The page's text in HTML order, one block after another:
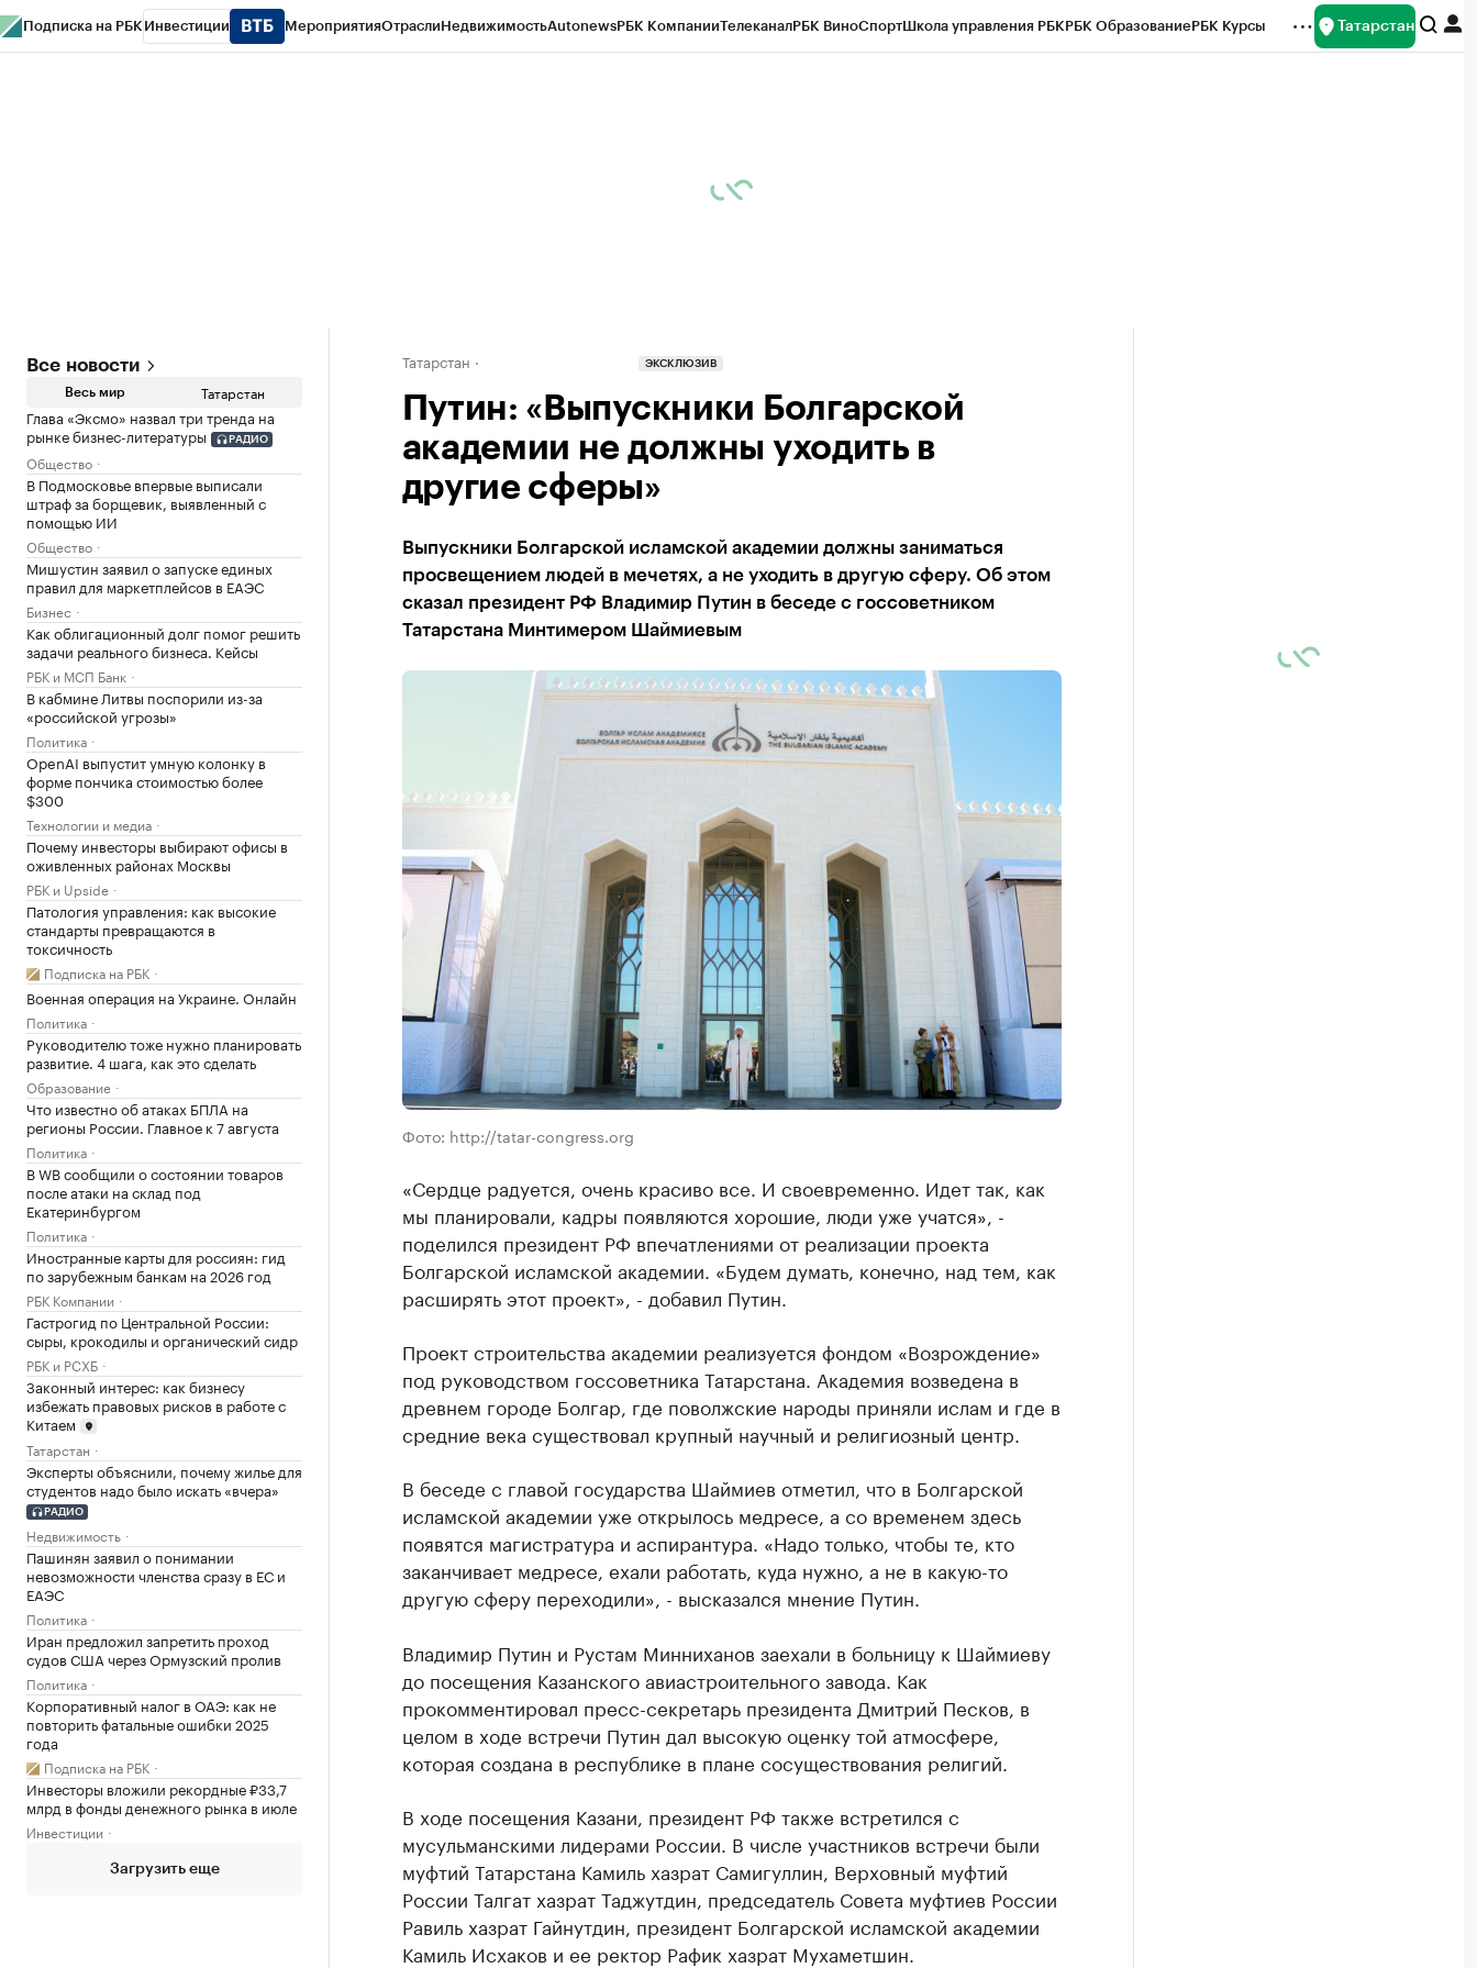
Подписка на РБК Инвестиции МероприятияОтраслиНедвижимостьAutonewsРБК КомпанииТелеканалРБК ВиноСпортШкола управления РБКРБК ОбразованиеРБК Курсы Татарстан
Все новости
Весь мир Татарстан
Глава «Эксмо» назвал три тренда на
рынке бизнес-литературы
РАДИО
Общество
В Подмосковье впервые выписали
штраф за борщевик, выявленный с
помощью ИИ
Общество
Мишустин заявил о запуске единых
правил для маркетплейсов в ЕАЭС
Бизнес
Как облигационный долг помог решить
задачи реального бизнеса. Кейсы
РБК и МСП Банк
В кабмине Литвы поспорили из-за
«российской угрозы»
Политика
OpenAI выпустит умную колонку в
форме пончика стоимостью более
$300
Технологии и медиа
Почему инвесторы выбирают офисы в
оживленных районах Москвы
РБК и Upside
Патология управления: как высокие
стандарты превращаются в
токсичность
Подписка на РБК
Военная операция на Украине. Онлайн
Политика
Руководителю тоже нужно планировать
развитие. 4 шага, как это сделать
Образование
Что известно об атаках БПЛА на
регионы России. Главное к 7 августа
Политика
В WB сообщили о состоянии товаров
после атаки на склад под
Екатеринбургом
Политика
Иностранные карты для россиян: гид
по зарубежным банкам на 2026 год
РБК Компании
Гастрогид по Центральной России:
сыры, крокодилы и органический сидр
РБК и РСХБ
Законный интерес: как бизнесу
избежать правовых рисков в работе с
Китаем
Татарстан
Эксперты объяснили, почему жилье для
студентов надо было искать «вчера»
РАДИО
Недвижимость
Пашинян заявил о понимании
невозможности членства сразу в ЕС и
ЕАЭС
Политика
Иран предложил запретить проход
судов США через Ормузский пролив
Политика
Корпоративный налог в ОАЭ: как не
повторить фатальные ошибки 2025
года
Подписка на РБК
Инвесторы вложили рекордные ₽33,7
млрд в фонды денежного рынка в июле
Инвестиции
Загрузить еще
Татарстан ЭКСКЛЮЗИВ
Путин: «Выпускники Болгарской
академии не должны уходить в
другие сферы»
Выпускники Болгарской исламской академии должны заниматься
просвещением людей в мечетях, а не уходить в другую сферу. Об этом
сказал президент РФ Владимир Путин в беседе с госсоветником
Татарстана Минтимером Шаймиевым
Фото: http://tatar-congress.org
«Сердце радуется, очень красиво все. И своевременно. Идет так, как
мы планировали, кадры появляются хорошие, люди уже учатся», -
поделился президент РФ впечатлениями от реализации проекта
Болгарской исламской академии. «Будем думать, конечно, над тем, как
расширять этот проект», - добавил Путин.
Проект строительства академии реализуется фондом «Возрождение»
под руководством госсоветника Татарстана. Академия возведена в
древнем городе Болгар, где поволжские народы приняли ислам и где в
средние века существовал крупный научный и религиозный центр.
В беседе с главой государства Шаймиев отметил, что в Болгарской
исламской академии уже открылось медресе, а со временем здесь
появятся магистратура и аспирантура. «Надо только, чтобы те, кто
заканчивает медресе, ехали работать, куда нужно, а не в какую-то
другую сферу переходили», - высказался мнение Путин.
Владимир Путин и Рустам Минниханов заехали в больницу к Шаймиеву
до посещения Казанского авиастроительного завода. Как
прокомментировал пресс-секретарь президента Дмитрий Песков, в
целом в ходе встречи Путин дал высокую оценку той атмосфере,
которая создана в республике в плане сосуществования религий.
В ходе посещения Казани, президент РФ также встретился с
мусульманскими лидерами России. В числе участников встречи были
муфтий Татарстана Камиль хазрат Самигуллин, Верховный муфтий
России Талгат хазрат Таджутдин, председатель Совета муфтиев России
Равиль хазрат Гайнутдин, президент Болгарской исламской академии
Камиль Исхаков и ее ректор Рафик хазрат Мухаметшин.